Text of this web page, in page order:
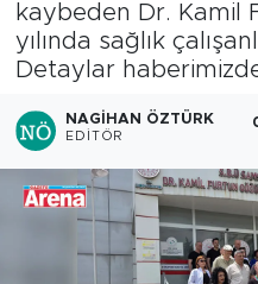
kaybeden Dr. Kamil
yılında sağlık
Detaylar
NAGIHAN ÖZTÜRK
EDITÖR
Son Dakika
Haber Arşivi